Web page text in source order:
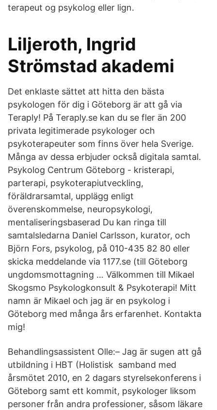
terapeut og psykolog eller lign.
Liljeroth, Ingrid
Strömstad akademi
Det enklaste sättet att hitta den bästa
psykologen för dig i Göteborg är att gå via
Teraply! På Teraply.se kan du se fler än 200
privata legitimerade psykologer och
psykoterapeuter som finns över hela Sverige.
Många av dessa erbjuder också digitala samtal.
Psykolog Centrum Göteborg - kristerapi,
parterapi, psykoterapiutveckling,
föräldrarsamtal, upplägg enligt
överenskommelse, neuropsykologi,
mentaliseringsbaserad Du kan ringa till
samtalsledarna Daniel Carlsson, kurator, och
Björn Fors, psykolog, på 010-435 82 80 eller
skicka meddelande via 1177.se (till Göteborg
ungdomsmottagning … Välkommen till Mikael
Skogsmo Psykologkonsult & Psykoterapi! Mitt
namn är Mikael och jag är en psykolog i
Göteborg med många års erfarenhet. Kontakta
mig!
Behandlingsassistent Olle:– Jag är sugen att gå
utbildning i HBT (Holistisk samband med
årsmötet 2010, en 2 dagars styrelsekonferens i
Göteborg samt ett kommit, psykologer liksom
personer från andra professioner, såsom läkare